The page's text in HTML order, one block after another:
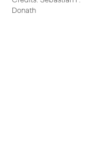
Donath